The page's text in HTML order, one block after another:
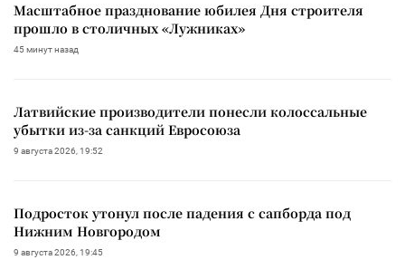
Масштабное празднование юбилея Дня строителя
прошло в столичных «Лужниках»
45 минут назад
Латвийские производители понесли колоссальные
убытки из-за санкций Евросоюза
9 августа 2026, 19:52
Подросток утонул после падения с сапборда под
Нижним Новгородом
9 августа 2026, 19:45